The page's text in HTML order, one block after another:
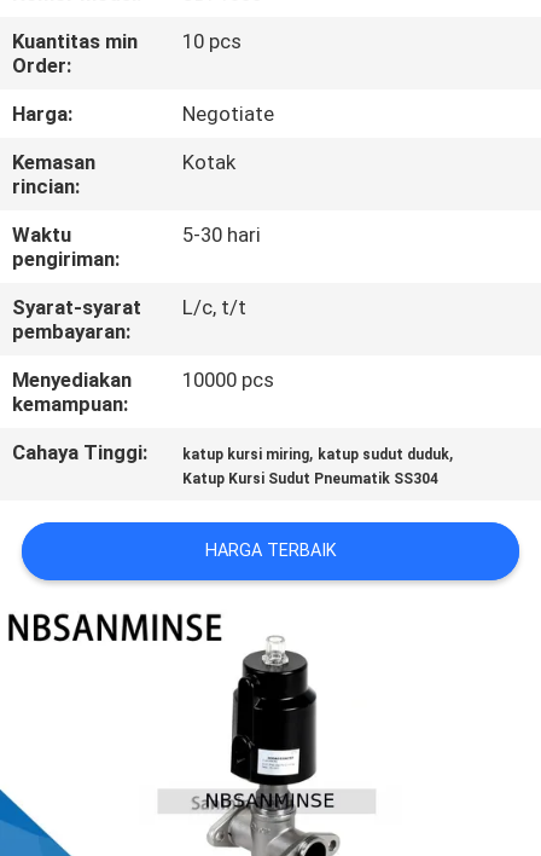
KONTROL
KUALITAS
HUBUNGI
KAMI
BERITA
PERMINTAAN
PENAWARAN
SITEMAP
KEBIJAKAN
PRIVASI
Kuantitas min
Order:
10 pcs
Harga:
Negotiate
Kemasan
rincian:
Kotak
Waktu
pengiriman:
5-30 hari
Syarat-syarat
pembayaran:
L/c, t/t
Menyediakan
kemampuan:
10000 pcs
Cahaya Tinggi: katup kursi miring, katup sudut duduk,
Katup Kursi Sudut Pneumatik SS304
HARGA TERBAIK